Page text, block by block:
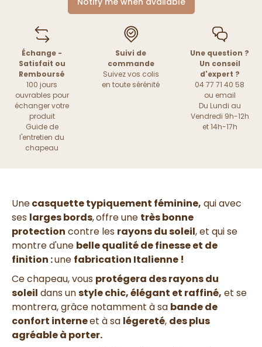
Échange -
Satisfait ou
Remboursé
100 jours
ouvrables pour
échanger votre
produit
Guide de
l'entretien du
chapeau
Suivi de
commande
Suivez vos colis
en toute sérénité
Une question ?
Un conseil
d'expert ?
04 77 71 40 58
ou email
Du Lundi au
Vendredi 9h-12h
et 14h-17h
Unecasquette typiquement féminine, qui avec
ses larges bords,offre une très bonne
protection contre les rayons du soleil, et qui se
montre d'une belle qualité de finesse et de
finition :une fabrication Italienne !
Ce chapeau, vous protégera des rayons du
soleil dans unstyle chic, élégant et raffiné, et se
montrera, grâce notamment à sa bande de
confort interneet à sa légereté, des plus
agréable à porter.